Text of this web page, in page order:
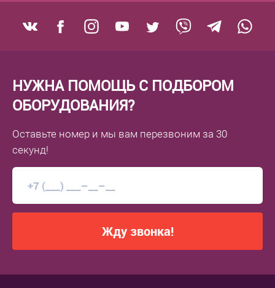
НУЖНА ПОМОЩЬ С ПОДБОРОМ
ОБОРУДОВАНИЯ?
Оставьте номер и мы вам перезвоним за 30
секунд!
Жду звонка!